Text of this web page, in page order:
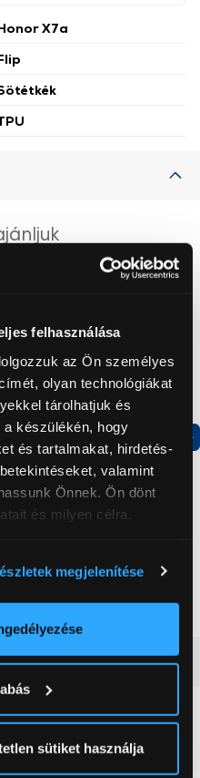
felhasználása
az Ön személyes
olyan technológiákat
tárolhatjuk és
a készülékén, hogy
és tartalmakat, hirdetés-
valamint
Önnek. Ön dönt
és milyen célra.
pontossággal
annak konkrét
aRészletek
vagy visszavonhatja a
megjelenítése
sütiket használja
X7a
Gorenje N619EAXL4
kombinált hűtőszekrény